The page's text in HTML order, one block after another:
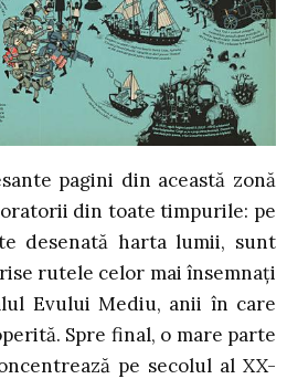
pagini din această zonă
din toate timpurile: pe
desenată harta lumii, sunt
rutele celor mai însemnați
Evului Mediu, anii în care
Spre final, o mare parte
pe secolul al XX-